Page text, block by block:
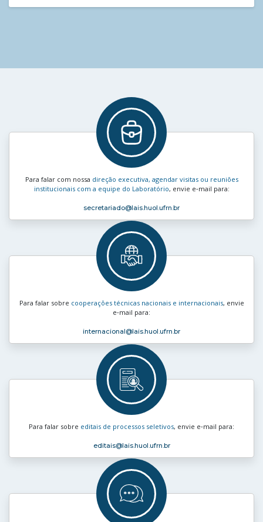
Para falar com nossa direção executiva, agendar visitas ou reuniões
institucionais com a equipe do Laboratório, envie e‑mail para:
secretariado@lais.huol.ufrn.br
Para falar sobre cooperações técnicas nacionais e internacionais, envie
e‑mail para:
internacional@lais.huol.ufrn.br
Para falar sobre editais de processos seletivos, envie e‑mail para:
editais@lais.huol.ufrn.br